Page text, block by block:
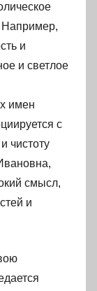
Например,
и
и светлое
имен
с
чистоту
смысл,
и